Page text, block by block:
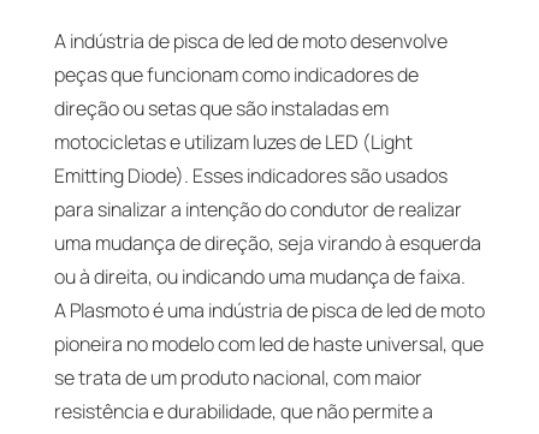
A indústria de pisca de led de moto desenvolve
peças que funcionam como indicadores de
direção ou setas que são instaladas em
motocicletas e utilizam luzes de LED (Light
Emitting Diode). Esses indicadores são usados
para sinalizar a intenção do condutor de realizar
uma mudança de direção, seja virando à esquerda
ou à direita, ou indicando uma mudança de faixa.
A Plasmoto é uma indústria de pisca de led de moto
pioneira no modelo com led de haste universal, que
se trata de um produto nacional, com maior
resistência e durabilidade, que não permite a